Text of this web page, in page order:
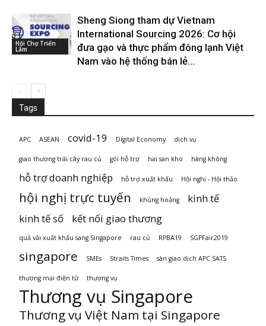
Hội Chợ Triển
Lãm
Sheng Siong tham dự Vietnam
International Sourcing 2026: Cơ hội
đưa gạo và thực phẩm đông lạnh Việt
Nam vào hệ thống bán lẻ...
Tags
APC ASEAN covid-19 Digital Economy dịch vụ
giao thương trái cây rau củ gói hỗ trợ hai san kho hàng không
hỗ trợ doanh nghiệp hỗ trợ xuất khẩu Hội nghị - Hội thảo
hội nghị trực tuyến khủng hoảng
kinh tế
kinh tế số
kết nối giao thương
quả vải xuất khẩu sang Singapore rau củ RPBA19 SGPFair2019
singapore SMEs Straits Times sàn giao dịch APC SATS
thương mại điện tử thương vụ
Thương vụ Singapore
Thương vụ Việt Nam tại Singapore